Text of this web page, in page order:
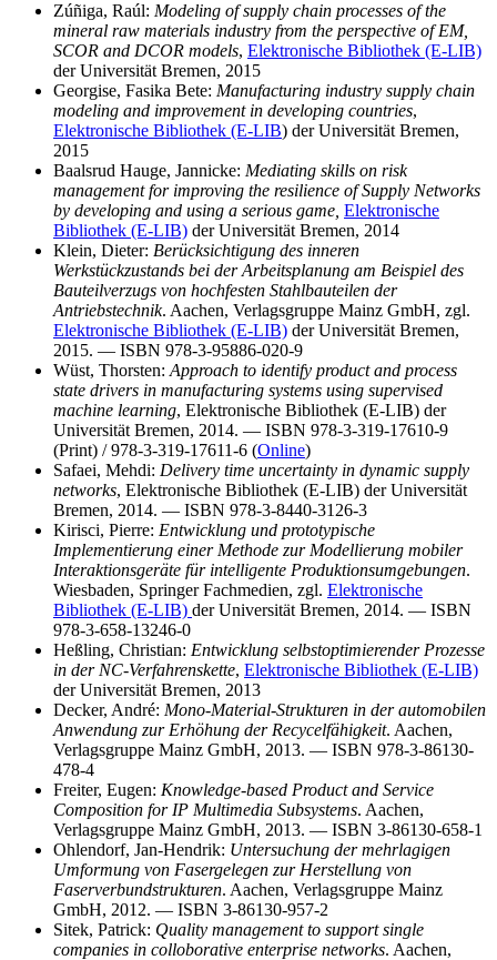
Zúñiga, Raúl: Modeling of supply chain processes of the
mineral raw materials industry from the perspective of EM,
SCOR and DCOR models, Elektronische Bibliothek (E-LIB)
der Universität Bremen, 2015
Georgise, Fasika Bete: Manufacturing industry supply chain
modeling and improvement in developing countries,
Elektronische Bibliothek (E-LIB) der Universität Bremen,
2015
Baalsrud Hauge, Jannicke: Mediating skills on risk
management for improving the resilience of Supply Networks
by developing and using a serious game, Elektronische
Bibliothek (E-LIB) der Universität Bremen, 2014
Klein, Dieter: Berücksichtigung des inneren
Werkstückzustands bei der Arbeitsplanung am Beispiel des
Bauteilverzugs von hochfesten Stahlbauteilen der
Antriebstechnik. Aachen, Verlagsgruppe Mainz GmbH, zgl.
Elektronische Bibliothek (E-LIB) der Universität Bremen,
2015. — ISBN 978-3-95886-020-9
Wüst, Thorsten:Approach to identify product and process
state drivers in manufacturing systems using supervised
machine learning, Elektronische Bibliothek (E-LIB) der
Universität Bremen, 2014. — ISBN 978-3-319-17610-9
(Print) / 978-3-319-17611-6 (Online)
Safaei, Mehdi: Delivery time uncertainty in dynamic supply
networks, Elektronische Bibliothek (E-LIB) der Universität
Bremen, 2014. — ISBN 978-3-8440-3126-3
Kirisci, Pierre: Entwicklung und prototypische
Implementierung einer Methode zur Modellierung mobiler
Interaktionsgeräte für intelligente Produktionsumgebungen.
Wiesbaden, Springer Fachmedien, zgl. Elektronische
Bibliothek (E-LIB) der Universität Bremen, 2014. — ISBN
978-3-658-13246-0
Heßling, Christian: Entwicklung selbstoptimierender Prozesse
in der NC-Verfahrenskette, Elektronische Bibliothek (E-LIB)
der Universität Bremen, 2013
Decker, André: Mono-Material-Strukturen in der automobilen
Anwendung zur Erhöhung der Recycelfähigkeit. Aachen,
Verlagsgruppe Mainz GmbH, 2013. — ISBN 978-3-86130-
478-4
Freiter, Eugen: Knowledge-based Product and Service
Composition for IP Multimedia Subsystems. Aachen,
Verlagsgruppe Mainz GmbH, 2013. — ISBN 3-86130-658-1
Ohlendorf, Jan-Hendrik: Untersuchung der mehrlagigen
Umformung von Fasergelegen zur Herstellung von
Faserverbundstrukturen. Aachen, Verlagsgruppe Mainz
GmbH, 2012. — ISBN 3-86130-957-2
Sitek, Patrick: Quality management to support single
companies in colloborative enterprise networks. Aachen,